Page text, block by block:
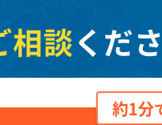
相談くだ
約1分